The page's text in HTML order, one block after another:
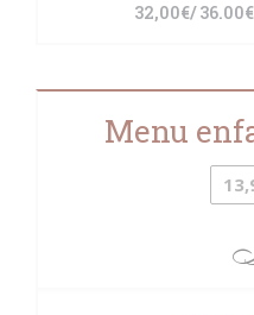
32,00€/
Menu